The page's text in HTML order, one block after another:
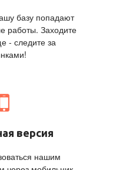
базу попадают
работы. Заходите
- следите за
версия
нашим